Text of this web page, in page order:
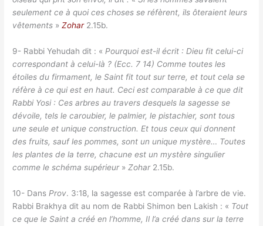
seulement ce à quoi ces choses se réfèrent, ils ôteraient leurs
vêtements »Zohar2.15b.
9- Rabbi Yehudah dit : « Pourquoi est-il écrit : Dieu fit celui-ci
correspondant à celui-là ? (Ecc. 7 14) Comme toutes les
étoiles du firmament, le Saint fit tout sur terre, et tout cela se
réfère à ce qui est en haut. Ceci est comparable à ce que dit
Rabbi Yosi : Ces arbres au travers desquels la sagesse se
dévoile, tels le caroubier, le palmier, le pistachier, sont tous
une seule et unique construction. Et tous ceux qui donnent
des fruits, sauf les pommes, sont un unique mystère… Toutes
les plantes de la terre, chacune est un mystère singulier
comme le schéma supérieur » Zohar2.15b.
10- Dans Prov. 3:18, la sagesse est comparée à l’arbre de vie.
Rabbi Brakhya dit au nom de Rabbi Shimon ben Lakish : « Tout
ce que le Saint a créé en l’homme, Il l’a créé dans sur la terre